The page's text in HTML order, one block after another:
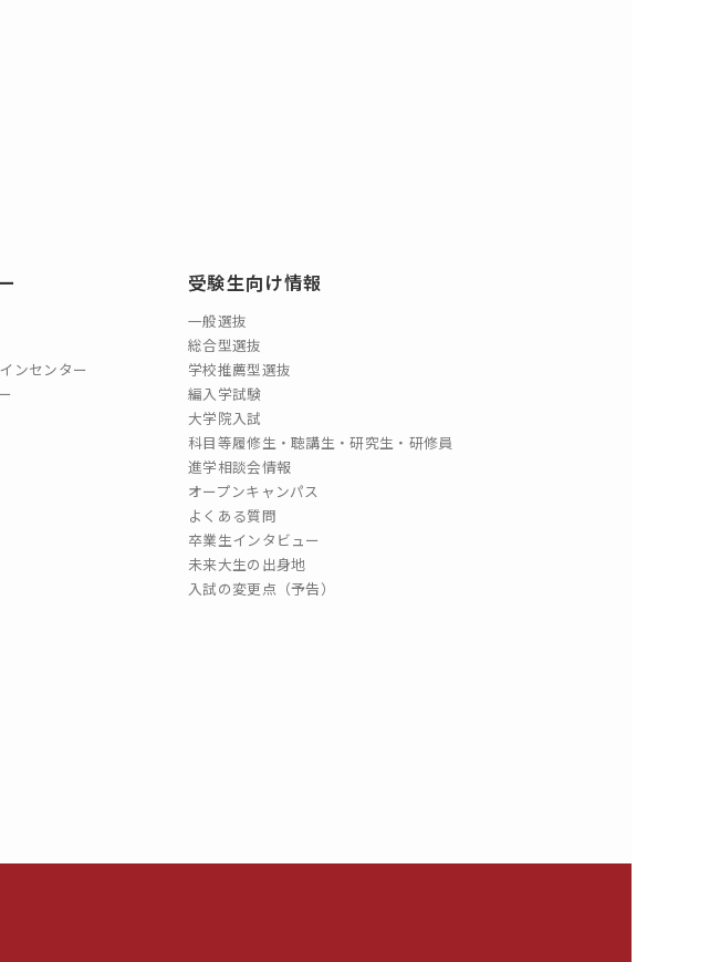
ンセンター
受験生向け情報
一般選抜
総合型選抜
学校推薦型選抜
編入学試験
大学院入試
科目等履修生・聴講生・研究生・研修員
進学相談会情報
オープンキャンパス
よくある質問
卒業生インタビュー
未来大生の出身地
入試の変更点（予告）